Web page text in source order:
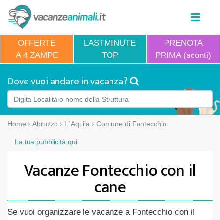
OFFERTE
A 4 ZAMPE
LASTMINUTE
TOP
PRENOTA
PRIMA (sconti)
Dove vuoi andare in vacanza?
Home Abruzzo L´Aquila Comune di Fontecchio
La tua pubblicità qui
Vacanze Fontecchio con il
cane
Se vuoi organizzare le vacanze a Fontecchio con il